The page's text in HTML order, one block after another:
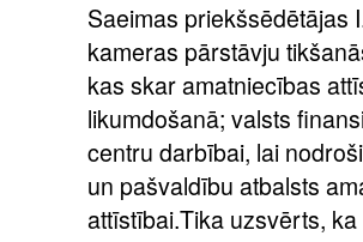
Saeimas priekšsēdētājas
kameras pārstāvju
kas skar amatniecības
likumdošanā; valsts
centru darbībai, lai
un pašvaldību atbalsts
attīstībai.Tika uzsvērts,